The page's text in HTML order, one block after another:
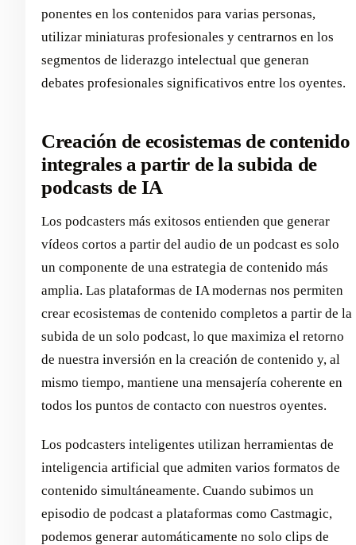
ponentes en los contenidos para varias personas,
utilizar miniaturas profesionales y centrarnos en los
segmentos de liderazgo intelectual que generan
debates profesionales significativos entre los oyentes.
Creación de ecosistemas de contenido
integrales a partir de la subida de
podcasts de IA
Los podcasters más exitosos entienden que generar
vídeos cortos a partir del audio de un podcast es solo
un componente de una estrategia de contenido más
amplia. Las plataformas de IA modernas nos permiten
crear ecosistemas de contenido completos a partir de la
subida de un solo podcast, lo que maximiza el retorno
de nuestra inversión en la creación de contenido y, al
mismo tiempo, mantiene una mensajería coherente en
todos los puntos de contacto con nuestros oyentes.
Los podcasters inteligentes utilizan herramientas de
inteligencia artificial que admiten varios formatos de
contenido simultáneamente. Cuando subimos un
episodio de podcast a plataformas como Castmagic,
podemos generar automáticamente no solo clips de